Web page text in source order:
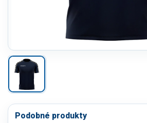
Podobné produkty